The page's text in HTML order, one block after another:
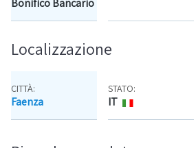
Bonifico Bancario
Localizzazione
CITTÀ:
Faenza Mappa
STATO:
IT